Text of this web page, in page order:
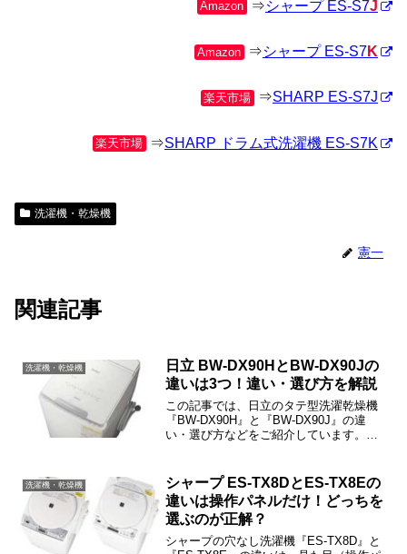
Amazon ⇒シャープ ES-S7J
Amazon ⇒シャープ ES-S7K
楽天市場 ⇒SHARP ES-S7J
楽天市場 ⇒SHARP ドラム式洗濯機 ES-S7K
洗濯機・乾燥機
憲一
関連記事
洗濯機・乾燥機
日立 BW-DX90HとBW-DX90Jの
違いは3つ！違い・選び方を解説
この記事では、日立のタテ型洗濯乾燥機
『BW-DX90H』と『BW-DX90J』の違
い・選び方などをご紹介しています。
ド浸透水流」「つけおき2度洗い」の3つ
です。
洗濯機・乾燥機
シャープ ES-TX8DとES-TX8Eの
違いは操作パネルだけ！どっちを
選ぶのが正解？
シャープの穴なし洗濯機『ES-TX8D』と